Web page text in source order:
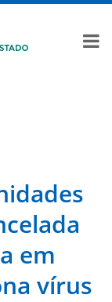
em
vírus